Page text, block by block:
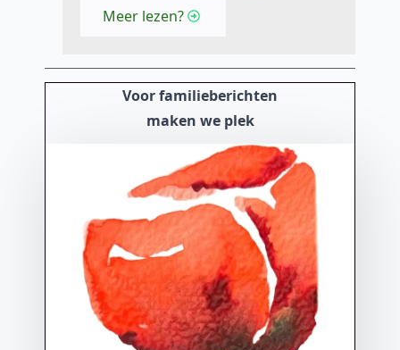
Meer lezen?
Voor familieberichten
maken we plek